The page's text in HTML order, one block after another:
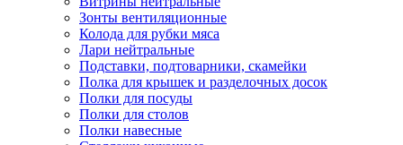
Зонты вентиляционные
Колода для рубки мяса
Лари нейтральные
Подставки, подтоварники, скамейки
Полка для крышек и разделочных досок
Полки для посуды
Полки для столов
Полки навесные